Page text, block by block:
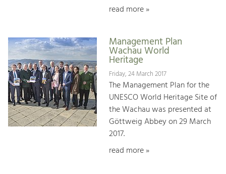
read more »
Management Plan
Wachau World
Heritage
Friday, 24 March 2017
The Management Plan for the
UNESCO World Heritage Site of
the Wachau was presented at
Göttweig Abbey on 29 March
2017.
read more »